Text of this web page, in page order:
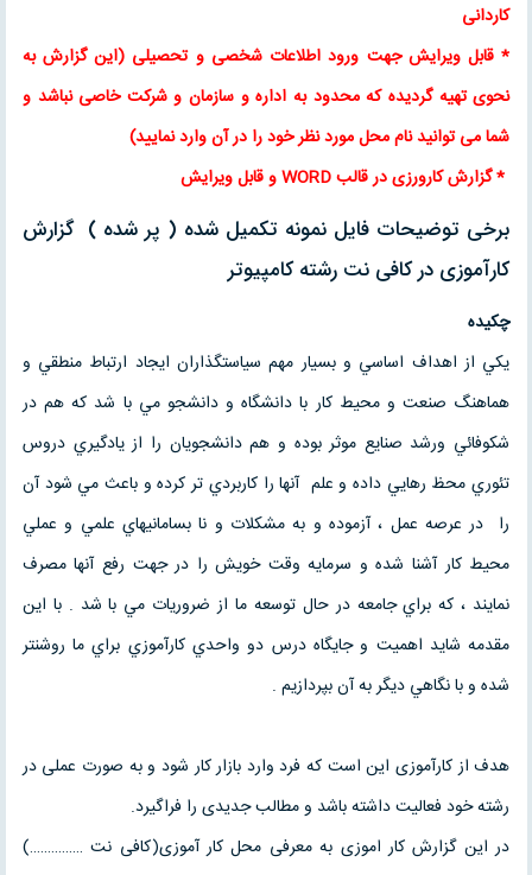
کاردانی
* قابل ویرایش جهت ورود اطلاعات شخصی و تحصیلی (این گزارش به
نحوی تهیه گردیده که محدود به اداره و سازمان و شرکت خاصی نباشد و
شما می توانید نام محل مورد نظر خود را در آن وارد نمایید)
* گزارش کارورزی در قالب WORD و قابل ویرایش
برخی توضیحات فایل نمونه تکمیل شده ( پر شده ) گزارش
کارآموزی در کافی نت رشته کامپیوتر
چکیده
يكي از اهداف اساسي و بسيار مهم سياستگذاران ايجاد ارتباط منطقي و
هماهنگ صنعت و محيط كار با دانشگاه و دانشجو مي با شد كه هم در
شكوفائي ورشد صنايع موثر بوده و هم دانشجويان را از يادگيري دروس
تئوري محظ رهايي داده و علم آنها را كاربردي تر كرده و باعث مي شود آن
را در عرصه عمل ، آزموده و به مشكلات و نا بسامانيهاي علمي و عملي
محيط كار آشنا شده و سرمايه وقت خويش را در جهت رفع آنها مصرف
نمايند ، كه براي جامعه در حال توسعه ما از ضروريات مي با شد . با اين
مقدمه شايد اهميت و جايگاه درس دو واحدي كارآموزي براي ما روشنتر
شده و با نگاهي ديگر به آن بپردازيم .
هدف از کارآموزی این است که فرد وارد بازار کار شود و به صورت عملی در
رشته خود فعالیت داشته باشد و مطالب جدیدی را فراگیرد.
در این گزارش کار اموزی به معرفی محل کار آموزی(کافی نت ……………)